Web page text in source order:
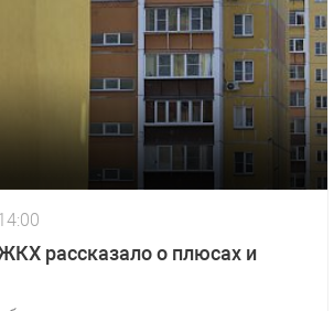
рассказало о плюсах и